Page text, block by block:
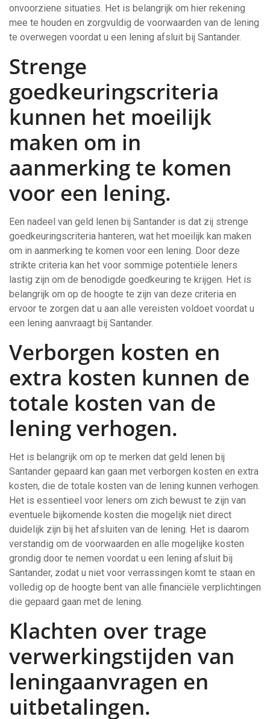
onvoorziene situaties. Het is belangrijk om hier rekening
mee te houden en zorgvuldig de voorwaarden van de lening
te overwegen voordat u een lening afsluit bij Santander.
Strenge
goedkeuringscriteria
kunnen het moeilijk
maken om in
aanmerking te komen
voor een lening.
Een nadeel van geld lenen bij Santander is dat zij strenge
goedkeuringscriteria hanteren, wat het moeilijk kan maken
om in aanmerking te komen voor een lening. Door deze
strikte criteria kan het voor sommige potentiële leners
lastig zijn om de benodigde goedkeuring te krijgen. Het is
belangrijk om op de hoogte te zijn van deze criteria en
ervoor te zorgen dat u aan alle vereisten voldoet voordat u
een lening aanvraagt bij Santander.
Verborgen kosten en
extra kosten kunnen de
totale kosten van de
lening verhogen.
Het is belangrijk om op te merken dat geld lenen bij
Santander gepaard kan gaan met verborgen kosten en extra
kosten, die de totale kosten van de lening kunnen verhogen.
Het is essentieel voor leners om zich bewust te zijn van
eventuele bijkomende kosten die mogelijk niet direct
duidelijk zijn bij het afsluiten van de lening. Het is daarom
verstandig om de voorwaarden en alle mogelijke kosten
grondig door te nemen voordat u een lening afsluit bij
Santander, zodat u niet voor verrassingen komt te staan en
volledig op de hoogte bent van alle financiële verplichtingen
die gepaard gaan met de lening.
Klachten over trage
verwerkingstijden van
leningaanvragen en
uitbetalingen.